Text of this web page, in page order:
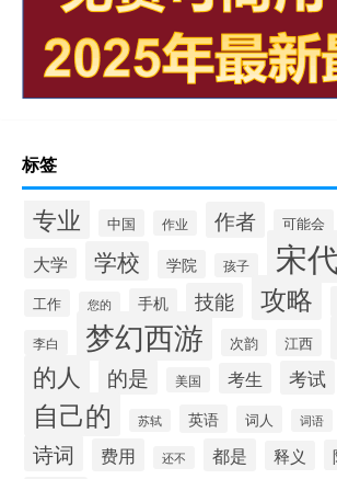
标签
专业 中国 作业 作者 可能会
大学 学校 学院 孩子 宋代
工作 您的 手机 技能 攻略
李白 梦幻西游 次韵 江西
的人 的是 美国 考生 考试
自己的 苏轼 英语 词人 词语
诗词 费用 还不 都是 释义